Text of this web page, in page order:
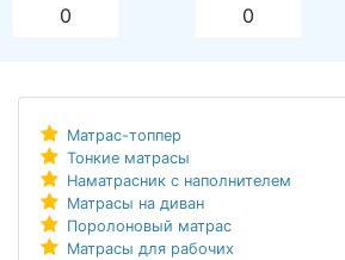
0
0
Матрас-топпер
Тонкие матрасы
Наматрасник с наполнителем
Матрасы на диван
Поролоновый матрас
Матрасы для рабочих